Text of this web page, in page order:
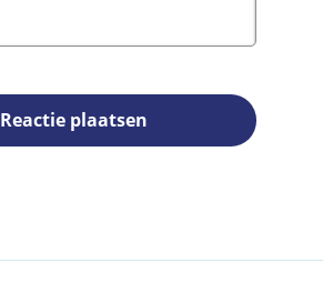
Reactie plaatsen